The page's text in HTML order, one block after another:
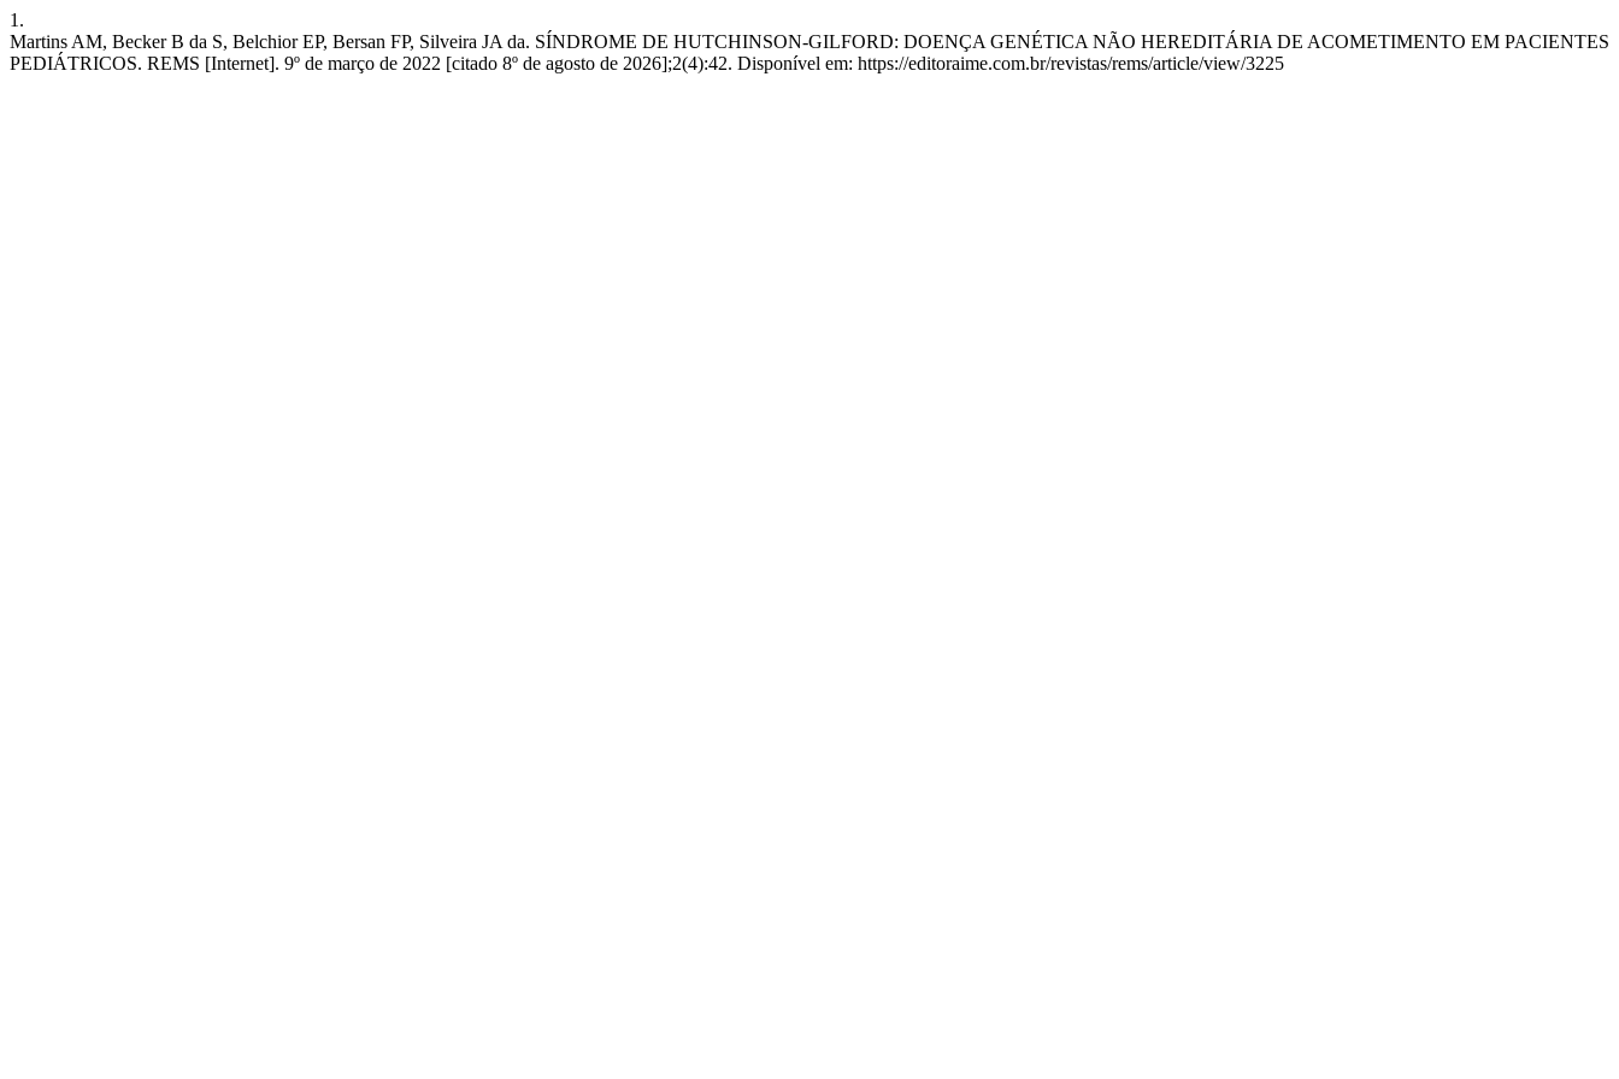
1.
Martins AM, Becker B da S, Belchior EP, Bersan FP, Silveira JA da. SÍNDROME DE HUTCHINSON-GILFORD: DOENÇA GENÉTICA NÃO HEREDITÁRIA DE ACOMETIMENTO EM PACIENTES
PEDIÁTRICOS. REMS [Internet]. 9º de março de 2022 [citado 8º de agosto de 2026];2(4):42. Disponível em: https://editoraime.com.br/revistas/rems/article/view/3225